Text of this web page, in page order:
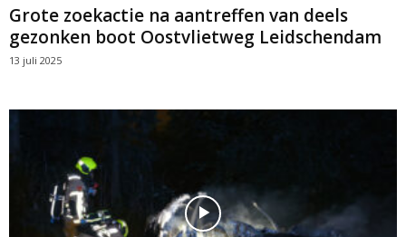
Grote zoekactie na aantreffen van deels
gezonken boot Oostvlietweg Leidschendam
13 juli 2025